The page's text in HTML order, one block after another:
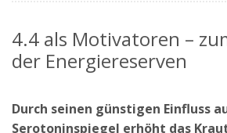
4.4 als Motivatoren –
der Energiereserven
Durch seinen günstigen Einfluss
Serotoninspiegel erhöht das